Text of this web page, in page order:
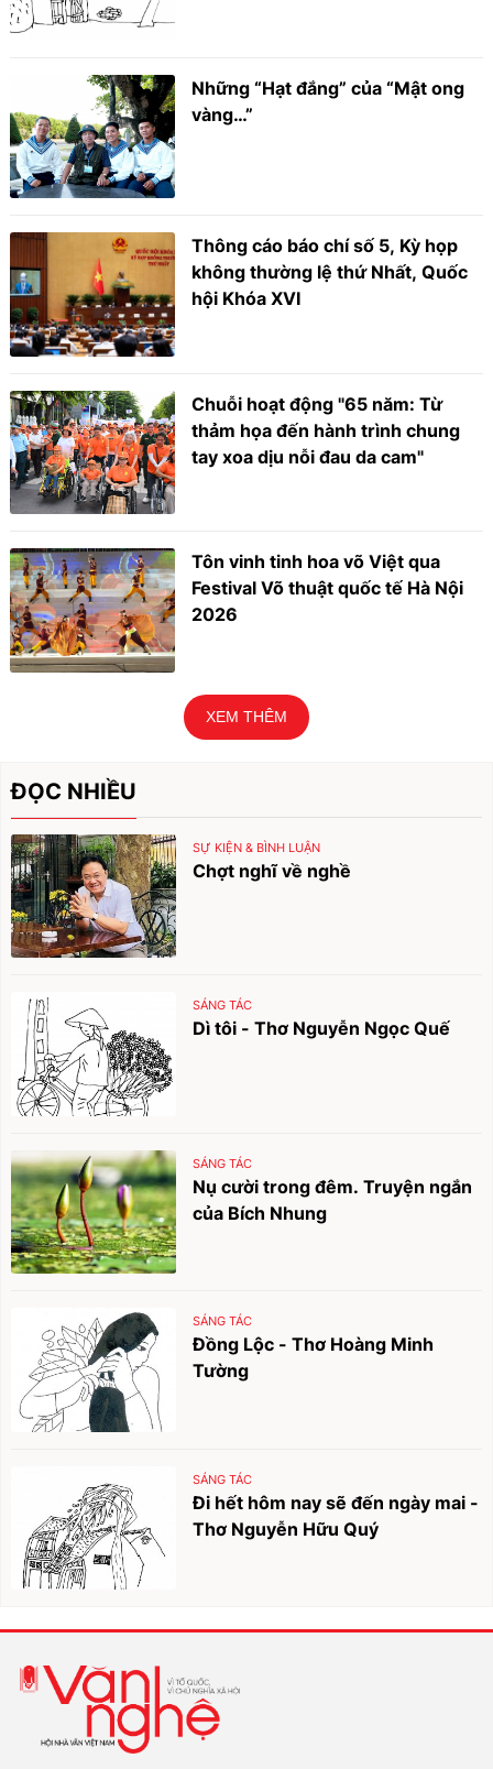
Những “Hạt đắng” của “Mật ong
vàng…”
Thông cáo báo chí số 5, Kỳ họp
không thường lệ thứ Nhất, Quốc
hội Khóa XVI
Chuỗi hoạt động "65 năm: Từ
thảm họa đến hành trình chung
tay xoa dịu nỗi đau da cam"
Tôn vinh tinh hoa võ Việt qua
Festival Võ thuật quốc tế Hà Nội
2026
XEM THÊM
ĐỌC NHIỀU
SỰ KIỆN & BÌNH LUẬN
Chợt nghĩ về nghề
SÁNG TÁC
Dì tôi - Thơ Nguyễn Ngọc Quế
SÁNG TÁC
Nụ cười trong đêm. Truyện ngắn
của Bích Nhung
SÁNG TÁC
Đồng Lộc - Thơ Hoàng Minh
Tường
SÁNG TÁC
Đi hết hôm nay sẽ đến ngày mai -
Thơ Nguyễn Hữu Quý